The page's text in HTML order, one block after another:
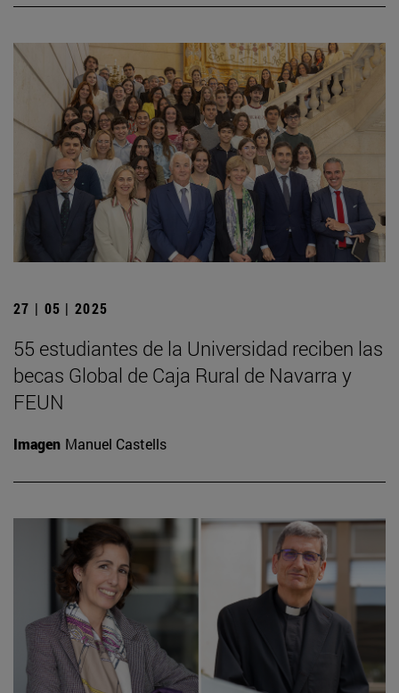
27 | 05 | 2025
55 estudiantes de la Universidad reciben las
becas Global de Caja Rural de Navarra y
FEUN
Imagen Manuel Castells